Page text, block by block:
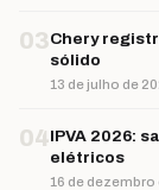
03Chery
sólido
13 de julho de
04IPVA 2026:
elétricos
16 de dezembro